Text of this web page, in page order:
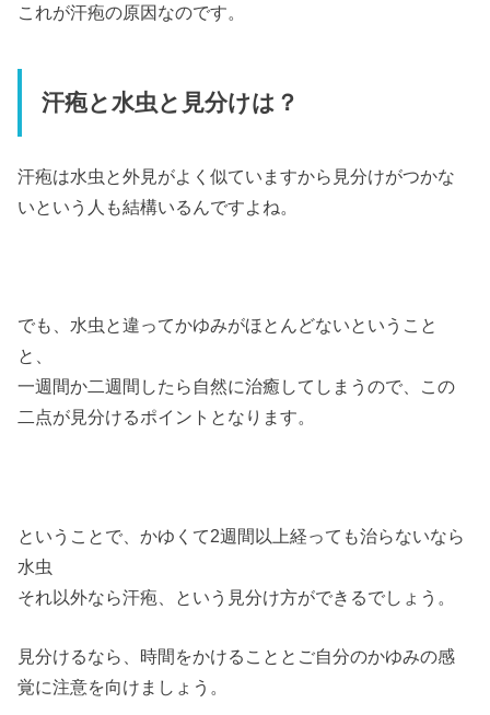
これが汗疱の原因なのです。
汗疱と水虫と見分けは？
汗疱は水虫と外見がよく似ていますから見分けがつかな
いという人も結構いるんですよね。
でも、水虫と違ってかゆみがほとんどないということ
と、
一週間か二週間したら自然に治癒してしまうので、この
二点が見分けるポイントとなります。
ということで、かゆくて2週間以上経っても治らないなら
水虫
それ以外なら汗疱、という見分け方ができるでしょう。
見分けるなら、時間をかけることとご自分のかゆみの感
覚に注意を向けましょう。